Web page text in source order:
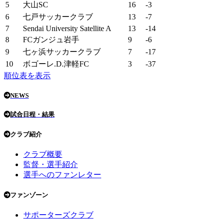
5
大山SC 16
-3
6
七戸サッカークラブ 13
-7
7
Sendai University Satellite A 13
-14
8
FCガンジュ岩手 9
-6
9
七ヶ浜サッカークラブ 7
-17
10
ボゴーレ.D.津軽FC 3
-37
順位表を表示
NEWS
試合日程・結果
クラブ紹介
クラブ概要
監督・選手紹介
選手へのファンレター
ファンゾーン
サポーターズクラブ